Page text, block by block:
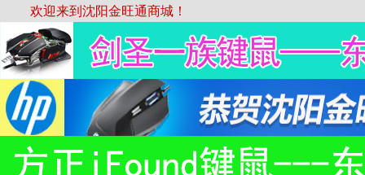
欢迎来到沈阳金旺通商城！